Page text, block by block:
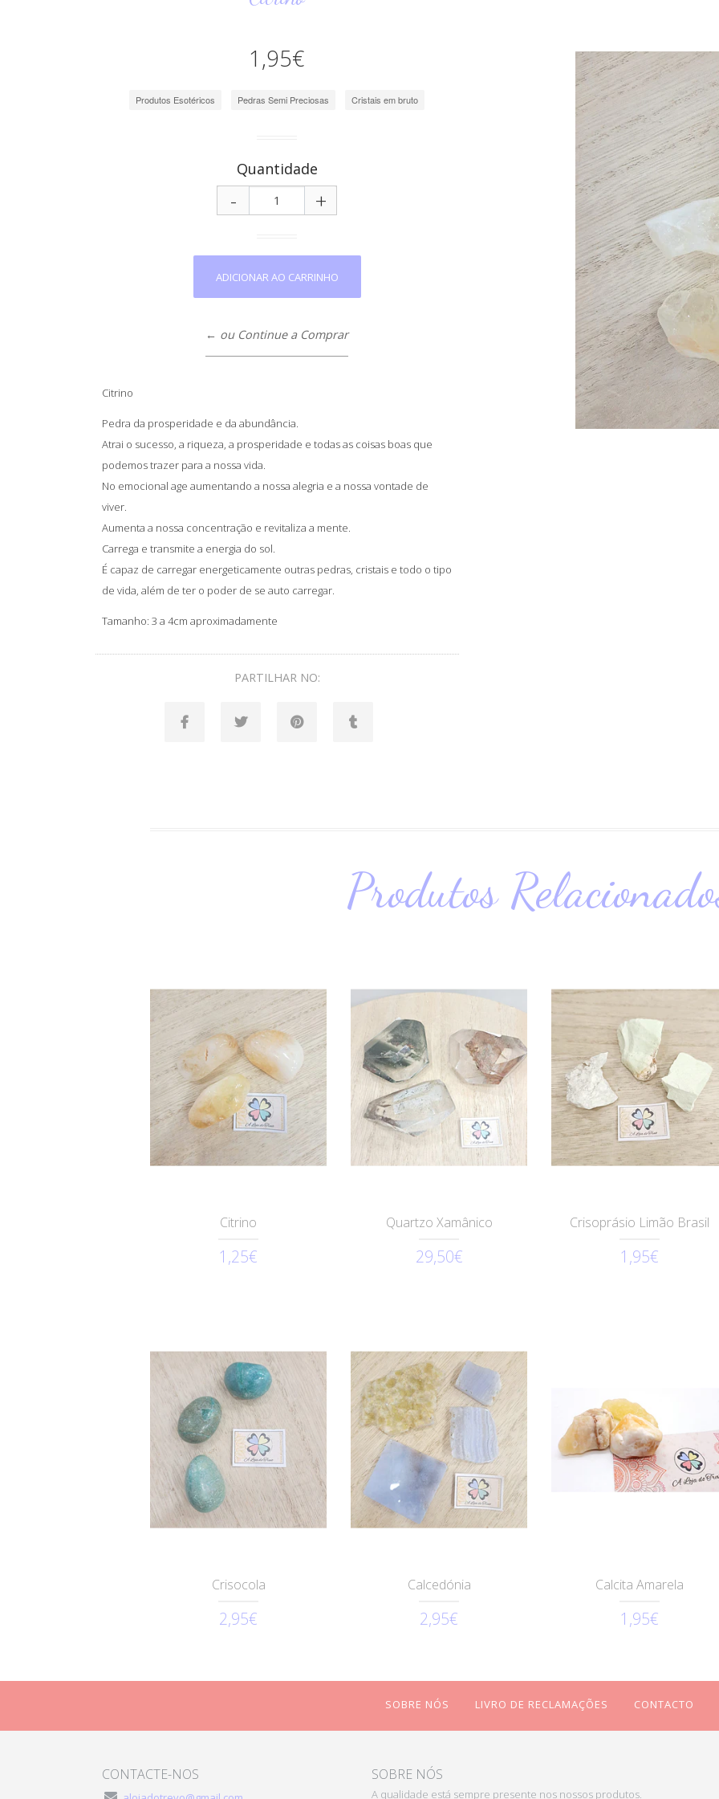
1,95€
Produtos Esotéricos Pedras Semi Preciosas Cristais em bruto
Quantidade
+
-
← ou Continue a Comprar
Citrino
Pedra da prosperidade e da abundância.
Atrai o sucesso, a riqueza, a prosperidade e todas as coisas boas que
podemos trazer para a nossa vida.
No emocional age aumentando a nossa alegria e a nossa vontade de
viver.
Aumenta a nossa concentração e revitaliza a mente.
Carrega e transmite a energia do sol.
É capaz de carregar energeticamente outras pedras, cristais e todo o tipo
de vida, além de ter o poder de se auto carregar.
Tamanho: 3 a 4cm aproximadamente
PARTILHAR NO:
Produtos
Citrino
1,25€
Quartzo Xamânico
29,50€
Crisoprásio Limão Brasil
1,95€
Crisocola
2,95€
Calcedónia
2,95€
Calcita Amarela
1,95€
SOBRE NÓS LIVRO DE RECLAMAÇÕES CONTACTO
CONTACTE-NOS SOBRE NÓS
A qualidade está sempre presente nos nossos produtos.